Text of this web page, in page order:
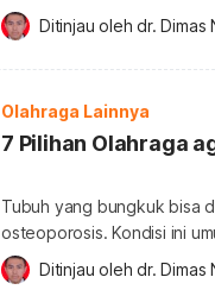
bisa menghambat progres,
kesalahan gym pemula ini
sejak awal. Kesalahan
Ditinjau oleh dr. Dimas
Olahraga Lainnya
7 Pilihan Olahraga
Tubuh yang bungkuk bisa
osteoporosis. Kondisi ini
juga bisa dialami di usia
Untuk mencegahnya, ada
Ditinjau oleh dr. Dimas